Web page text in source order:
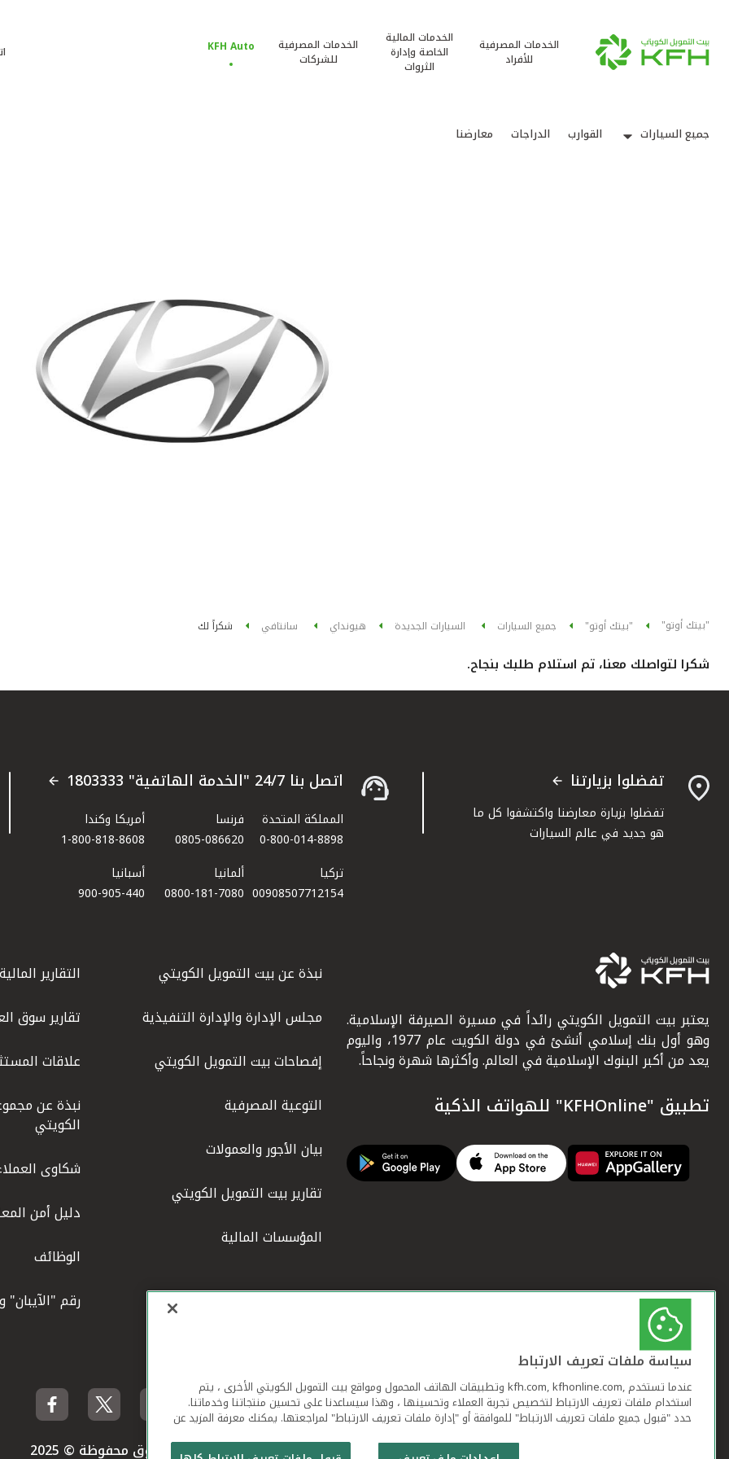
الخدمات المصرفية
للأفراد
الخدمات المالية
الخاصة وإدارة
الثروات
الخدمات المصرفية
للشركات
KFH Auto
جميع السيارات القوارب الدراجات معارضنا
"بيتك أوتو" "بيتك أوتو" جميع السيارات السيارات الجديدة هيونداي سانتافي شكراً لك
شكرا لتواصلك معنا، تم استلام طلبك بنجاح.
تفضلوا بزيارتنا
تفضلوا بزيارة معارضنا واكتشفوا كل ما
هو جديد في عالم السيارات
اتصل بنا 24/7 "الخدمة الهاتفية" 1803333
المملكة المتحدة
0-800-014-8898
فرنسا
0805-086620
أمريكا وكندا
1-800-818-8608
تركيا
00908507712154​
ألمانيا
0800-181-7080
أسبانيا
900-905-440
يعتبر بيت التمويل الكويتي رائداً في مسيرة الصيرفة الإسلامية.
وهو أول بنك إسلامي أنشئ في دولة الكويت عام 1977، واليوم
يعد من أكبر البنوك الإسلامية في العالم. وأكثرها شهرة ونجاحاً.
تطبيق "KFHOnline" للهواتف الذكية
نبذة عن بيت التمويل الكويتي
مجلس الإدارة والإدارة التنفيذية
إفصاحات بيت التمويل الكويتي
التوعية المصرفية
بيان الأجور والعمولات
تقارير بيت التمويل الكويتي
المؤسسات المالية
التقارير المالية
تقارير سوق
علاقات
نبذة عن
الكويتي
شكاوى
دليل أمن
الوظائف
رقم
بيت التمويل الكويتي جميع الحقوق محفوظة © 2025
سياسة ملفات تعريف الارتباط
عندما تستخدم ,kfh.com, kfhonline.com وتطبيقات الهاتف المحمول ومواقع بيت التمويل الكويتي الأخرى ، يتم
استخدام ملفات تعريف الارتباط لتخصيص تجربة العملاء وتحسينها ، وهذا سيساعدنا على تحسين منتجاتنا وخدماتنا.
حدد "قبول جميع ملفات تعريف الارتباط" للموافقة أو "إدارة ملفات تعريف الارتباط" لمراجعتها. يمكنك معرفة المزيد عن